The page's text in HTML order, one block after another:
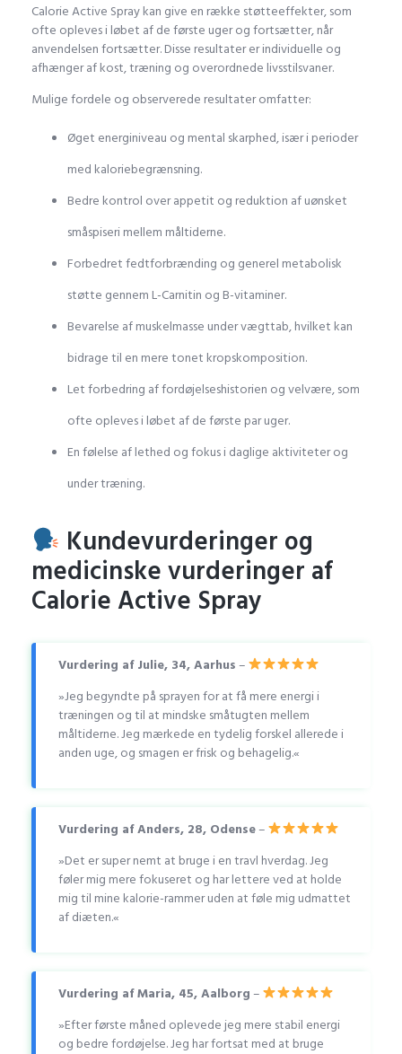
Calorie Active Spray kan give en række støtteeffekter, som
ofte opleves i løbet af de første uger og fortsætter, når
anvendelsen fortsætter. Disse resultater er individuelle og
afhænger af kost, træning og overordnede livsstilsvaner.
Mulige fordele og observerede resultater omfatter:
Øget energiniveau og mental skarphed, især i perioder
med kaloriebegrænsning.
Bedre kontrol over appetit og reduktion af uønsket
småspiseri mellem måltiderne.
Forbedret fedtforbrænding og generel metabolisk
støtte gennem L-Carnitin og B-vitaminer.
Bevarelse af muskelmasse under vægttab, hvilket kan
bidrage til en mere tonet kropskomposition.
Let forbedring af fordøjelseshistorien og velvære, som
ofte opleves i løbet af de første par uger.
En følelse af lethed og fokus i daglige aktiviteter og
under træning.
Kundevurderinger og
medicinske vurderinger af
Calorie Active Spray
Vurdering af Julie, 34, Aarhus–
»Jeg begyndte på sprayen for at få mere energi i
træningen og til at mindske småtugten mellem
måltiderne. Jeg mærkede en tydelig forskel allerede i
anden uge, og smagen er frisk og behagelig.«
Vurdering af Anders, 28, Odense–
»Det er super nemt at bruge i en travl hverdag. Jeg
føler mig mere fokuseret og har lettere ved at holde
mig til mine kalorie-rammer uden at føle mig udmattet
af diæten.«
Vurdering af Maria, 45, Aalborg–
»Efter første måned oplevede jeg mere stabil energi
og bedre fordøjelse. Jeg har fortsat med at bruge